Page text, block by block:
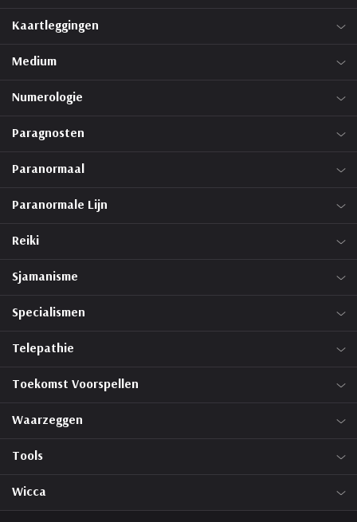
Kaartleggingen
Medium
Numerologie
Paragnosten
Paranormaal
Paranormale Lijn
Reiki
Sjamanisme
Specialismen
Telepathie
Toekomst Voorspellen
Waarzeggen
Tools
Wicca